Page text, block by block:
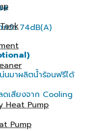
Heat Pump
Pump
กว่า 74dB(A)
นมาผลิตน้ำร้อนฟรีได้
ดเสียงจาก Cooling